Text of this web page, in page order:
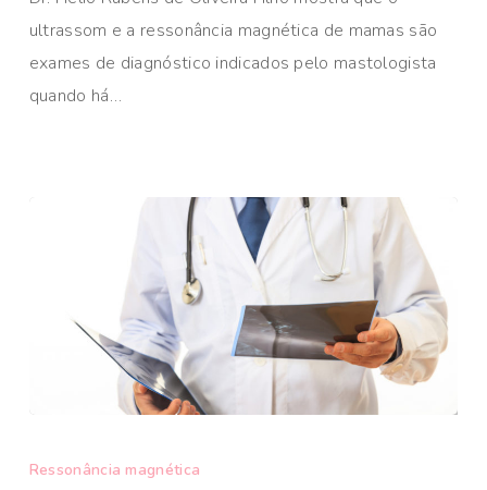
ultrassom e a ressonância magnética de mamas são
exames de diagnóstico indicados pelo mastologista
quando há…
Ressonância magnética